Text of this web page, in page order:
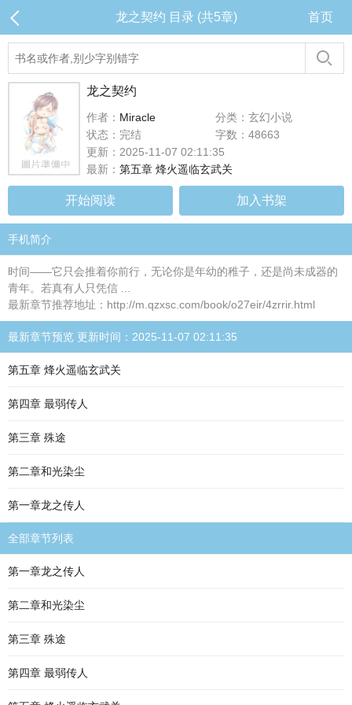
龙之契约 目录 (共5章) 首页
龙之契约
作者： Miracle
分类：玄幻小说
状态：完结
字数：48663
更新：2025-11-07 02:11:35
最新： 第五章 烽火遥临玄武关
开始阅读 加入书架
手机简介
时间——它只会推着你前行，无论你是年幼的稚子，还是尚未成器的
青年。若真有人只凭信 ...
最新章节推荐地址：http://m.qzxsc.com/book/o27eir/4zrrir.html
最新章节预览 更新时间：2025-11-07 02:11:35
第五章 烽火遥临玄武关
第四章 最弱传人
第三章 殊途
第二章和光染尘
第一章龙之传人
全部章节列表
第一章龙之传人
第二章和光染尘
第三章 殊途
第四章 最弱传人